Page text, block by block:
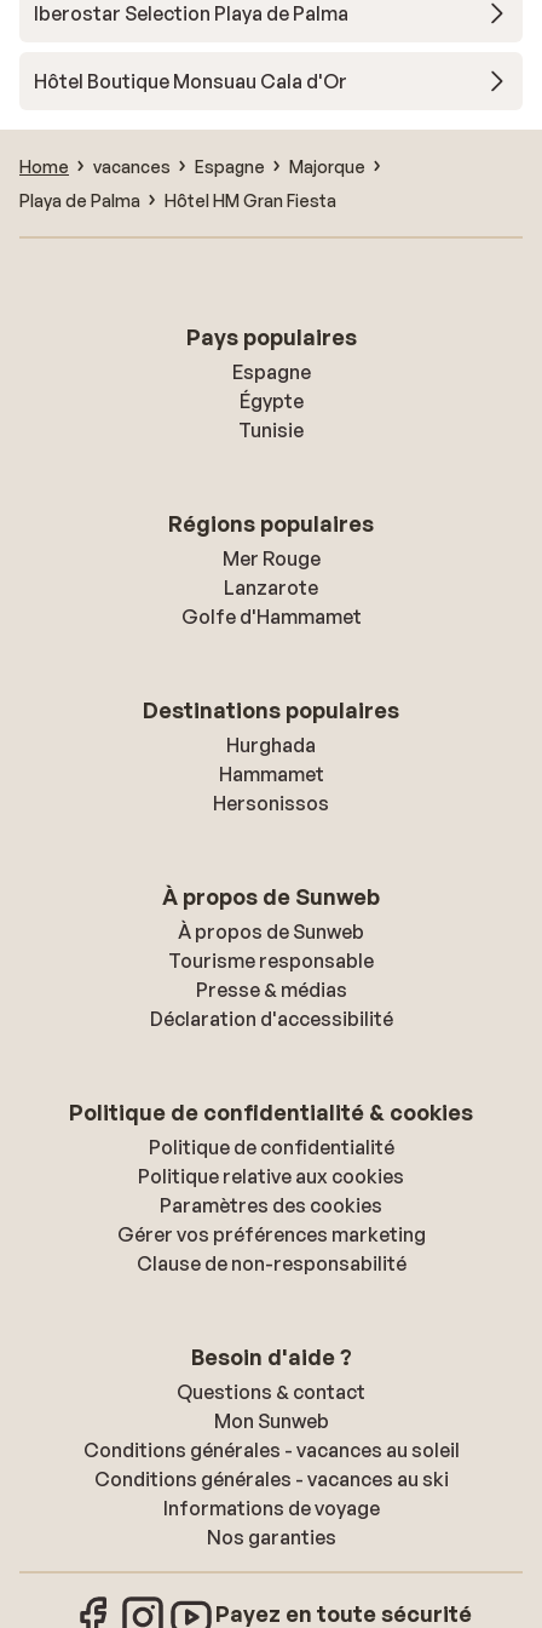
Iberostar Selection Playa de Palma
Hôtel Boutique Monsuau Cala d'Or
Home vacances Espagne
Majorque
Playa de Palma
Hôtel HM Gran Fiesta
Pays populaires
Espagne
Égypte
Tunisie
Régions populaires
Mer Rouge
Lanzarote
Golfe d'Hammamet
Destinations populaires
Hurghada
Hammamet
Hersonissos
À propos de Sunweb
À propos de Sunweb
Tourisme responsable
Presse & médias
Déclaration d'accessibilité
Politique de confidentialité & cookies
Politique de confidentialité
Politique relative aux cookies
Paramètres des cookies
Gérer vos préférences marketing
Clause de non-responsabilité
Besoin d'aide ?
Questions & contact
Mon Sunweb
Conditions générales - vacances au soleil
Conditions générales - vacances au ski
Informations de voyage
Nos garanties
Payez en toute sécurité